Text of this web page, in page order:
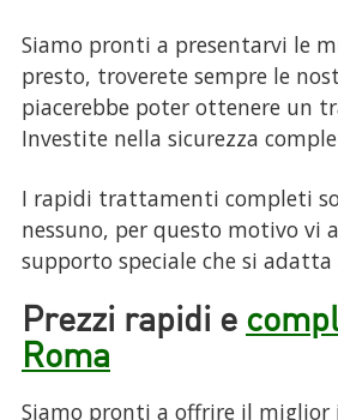
Siamo pronti a presentarvi le
presto, troverete sempre le
piacerebbe poter ottenere un
Investite nella sicurezza
I rapidi trattamenti completi
nessuno, per questo motivo vi
supporto speciale che si adatta
Prezzi rapidi e
Roma
Siamo pronti a offrire il miglior